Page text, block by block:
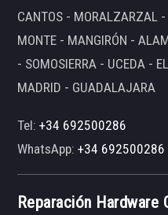
CANTOS - MORALZARZAL -
MONTE - MANGIRÓN -
- SOMOSIERRA - UCEDA -
MADRID - GUADALAJARA
Tel:+34 692500286
WhatsApp:+34 692500286
Reparación Hardware